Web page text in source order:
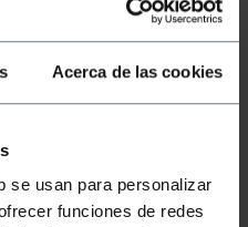
Acerca de las cookies
se usan para personalizar
funciones de redes
0,80€
PVD
4,69€
0,70€
Consegna immediata